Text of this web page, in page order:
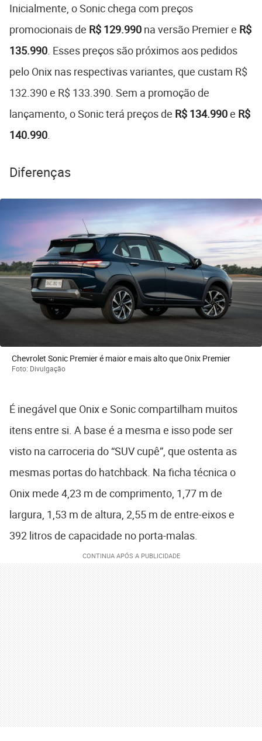
Inicialmente, o Sonic chega com preços
promocionais de R$ 129.990 na versão Premier e R$
135.990 . Esses preços são próximos aos pedidos
pelo Onix nas respectivas variantes, que custam R$
132.390 e R$ 133.390. Sem a promoção de
lançamento, o Sonic terá preços de R$ 134.990e R$
140.990
Diferenças
Chevrolet Sonic Premier é maior e mais alto que Onix Premier
Foto: Divulgação
É inegável que Onix e Sonic compartilham muitos
itens entre si. A base é a mesma e isso pode ser
visto na carroceria do “SUV cupê”, que ostenta as
mesmas portas do hatchback. Na ficha técnica o
Onix mede 4,23 m de comprimento, 1,77 m de
largura, 1,53 m de altura, 2,55 m de entre-eixos e
392 litros de capacidade no porta-malas.